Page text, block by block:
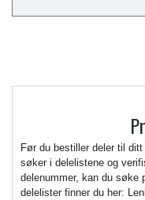
Før du bestiller deler til
søker i delelistene og
delenummer, kan du søke
delelister finner du her: